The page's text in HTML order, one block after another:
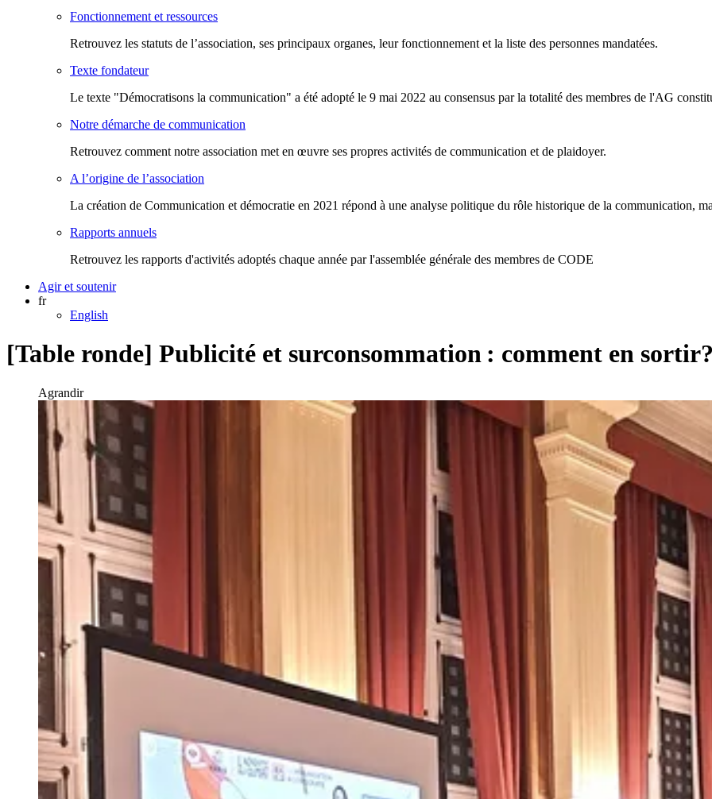
Fonctionnement et ressources
Retrouvez les statuts de l’association, ses principaux organes, leur fonctionnement et la liste des personnes mandatées.
Texte fondateur
Le texte "Démocratisons la communication" a été adopté le 9 mai 2022 au consensus par la totalité des membres de l'AG
Notre démarche de communication
Retrouvez comment notre association met en œuvre ses propres activités de communication et de plaidoyer.
A l’origine de l’association
La création de Communication et démocratie en 2021 répond à une analyse politique du rôle historique de la communication,
Rapports annuels
Retrouvez les rapports d'activités adoptés chaque année par l'assemblée générale des membres de CODE
Agir et soutenir
fr
English
[Table ronde] Publicité et surconsommation : comment en
Agrandir